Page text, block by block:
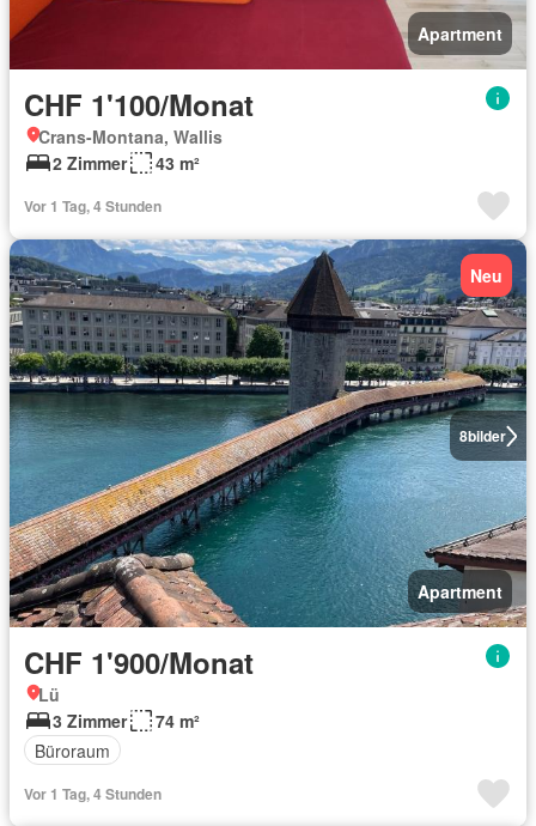
Apartment
CHF 1'100/Monat
Crans-Montana, Wallis
2 Zimmer
43 m²
Vor 1 Tag, 4 Stunden
8bilder
Neu
Apartment
CHF 1'900/Monat
Lü
3 Zimmer
74 m²
Büroraum
Vor 1 Tag, 4 Stunden